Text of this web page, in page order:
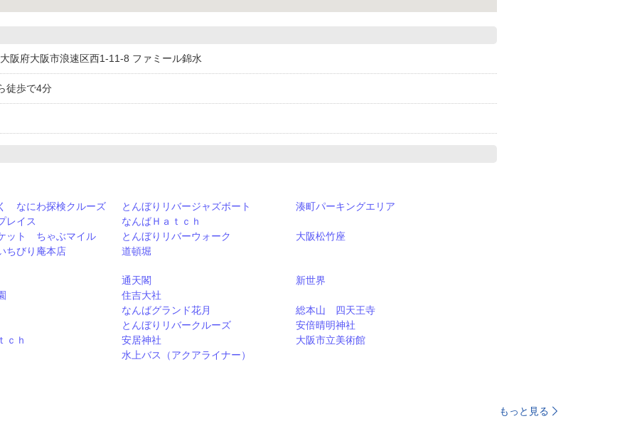
阪府大阪市浪速区西1-11-8 ファミール錦水
徒歩で4分
なにわ探検クルーズ とんぼりリバージャズボート
湊町パーキングエリア
レイス
なんばＨａｔｃｈ
ット ちゃぶマイル
とんぼりリバーウォーク
大阪松竹座
ちびり庵本店
道頓堀
通天閣
新世界
住吉大社
なんばグランド花月
総本山 四天王寺
とんぼりリバークルーズ
安倍晴明神社
ｃｈ
安居神社
大阪市立美術館
水上バス（アクアライナー）
もっと見る